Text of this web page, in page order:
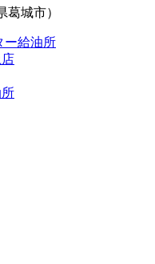
城市）
ー給油所